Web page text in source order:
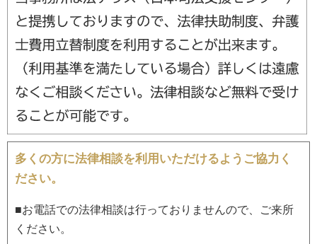
多くの方に法律相談を利用いただけるようご協力く
ださい。
■お電話での法律相談は行っておりませんので、ご来所
ください。